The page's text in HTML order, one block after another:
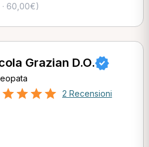
· 60,00€)
Grazian D.O.
2 Recensioni